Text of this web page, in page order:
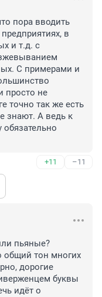
пора вводить
в
и т.д. с
С примерами и
просто не
точно так же есть
знают. А ведь к
обязательно
+11 –11
пьяные?
общий тон многих
дорогие
буквы
идёт о